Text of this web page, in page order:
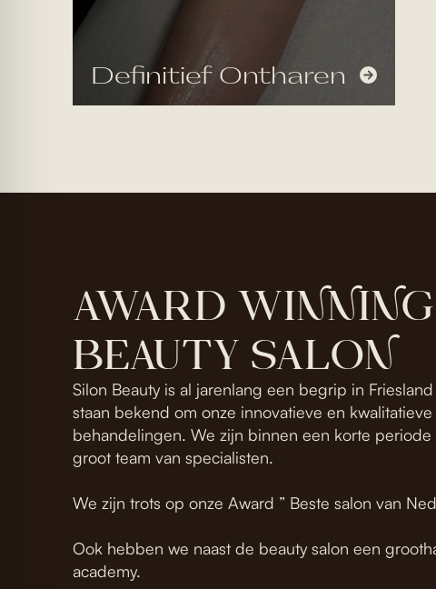
Definitief Ontharen
AWARD WINNING
BEAUTY SALON
Silon Beauty is al jarenlang een begrip in
staan bekend om onze innovatieve en
behandelingen. We zijn binnen een korte
groot team van specialisten.
We zijn trots op onze Award ” Beste salon van
Ook hebben we naast de beauty salon een
academy.